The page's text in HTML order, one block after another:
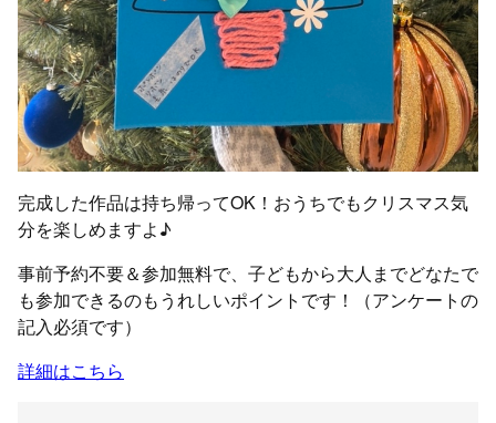
完成した作品は持ち帰ってOK！おうちでもクリスマス気
分を楽しめますよ♪
事前予約不要＆参加無料で、子どもから大人までどなたで
も参加できるのもうれしいポイントです！（アンケートの
記入必須です）
詳細はこちら